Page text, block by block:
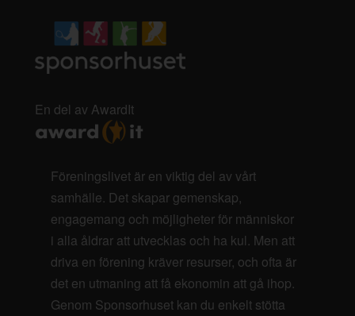
En del av AwardIt
Föreningslivet är en viktig del av vårt
samhälle. Det skapar gemenskap,
engagemang och möjligheter för människor
i alla åldrar att utvecklas och ha kul. Men att
driva en förening kräver resurser, och ofta är
det en utmaning att få ekonomin att gå ihop.
Genom Sponsorhuset kan du enkelt stötta